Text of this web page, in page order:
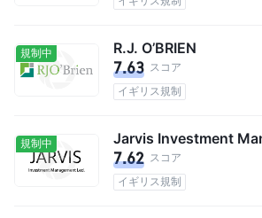
規制中 R.J. O’BRIEN
7.63 スコア
イギリス規制
規制中 Jarvis Investment
7.62 スコア
イギリス規制